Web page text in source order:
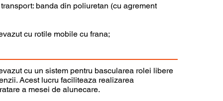
banda din poliuretan (cu agrement
cu rotile mobile cu frana;
cu un sistem pentru bascularea rolei libere
Acest lucru faciliteaza realizarea
a mesei de alunecare.